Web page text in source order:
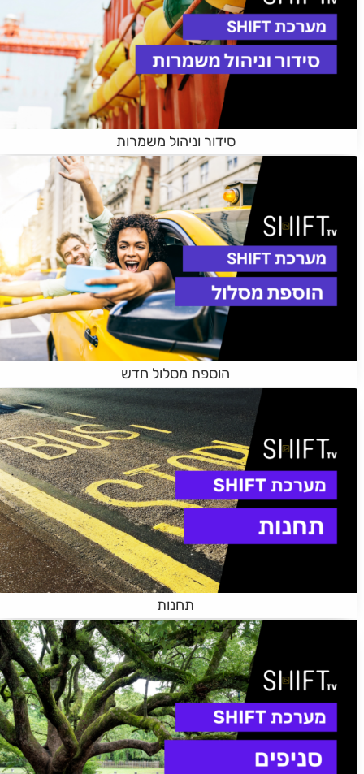
סידור וניהול משמרות
הוספת מסלול חדש
תחנות